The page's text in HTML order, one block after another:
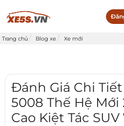
Trang chủ Blog xe Xe mới
Đánh Giá Chi
5008 Thế Hệ
Cao Kiệt Tác